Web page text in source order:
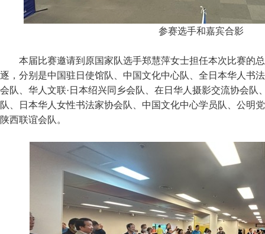
参赛选手和嘉宾合影
本届比赛邀请到原国家队选手郑慧萍女士担任本次比赛的
逐，分别是中国驻日使馆队、中国文化中心队、全日本华人书
会队、华人文联·日本绍兴同乡会队、在日华人摄影交流协会队
队、日本华人女性书法家协会队、中国文化中心学员队、公明
陕西联谊会队。